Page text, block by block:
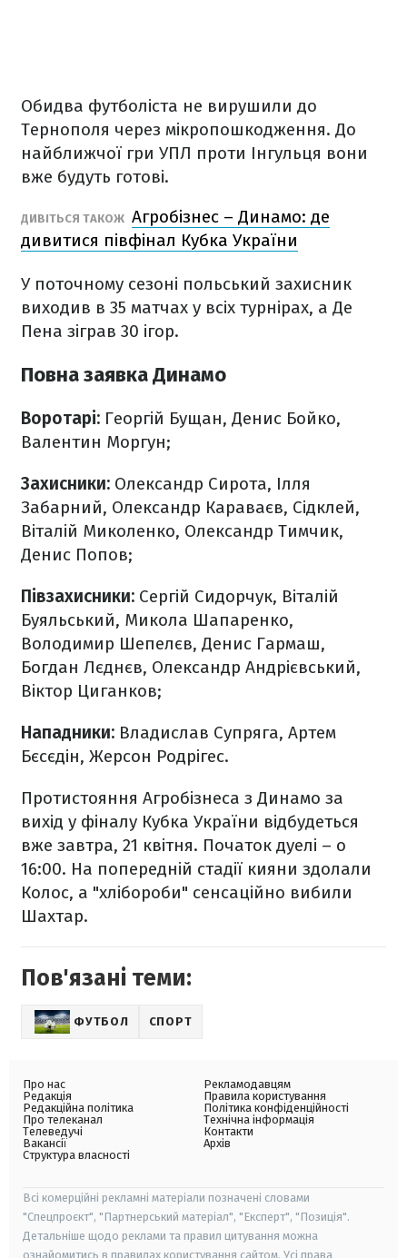
Обидва футболіста не вирушили до
Тернополя через мікропошкодження. До
найближчої гри УПЛ проти Інгульця вони
вже будуть готові.
ДИВІТЬСЯ ТАКОЖ Агробізнес – Динамо: де
дивитися півфінал Кубка України
У поточному сезоні польський захисник
виходив в 35 матчах у всіх турнірах, а Де
Пена зіграв 30 ігор.
Повна заявка Динамо
Воротарі: Георгій Бущан, Денис Бойко,
Валентин Моргун;
Захисники: Олександр Сирота, Ілля
Забарний, Олександр Караваєв, Сідклей,
Віталій Миколенко, Олександр Тимчик,
Денис Попов;
Півзахисники: Сергій Сидорчук, Віталій
Буяльський, Микола Шапаренко,
Володимир Шепелєв, Денис Гармаш,
Богдан Лєднєв, Олександр Андрієвський,
Віктор Циганков;
Нападники: Владислав Супряга, Артем
Бєсєдін, Жерсон Родрігес.
Протистояння Агробізнеса з Динамо за
вихід у фіналу Кубка України відбудеться
вже завтра, 21 квітня. Початок дуелі – о
16:00. На попередній стадії кияни здолали
Колос, а "хлібороби" сенсаційно вибили
Шахтар.
Пов'язані теми:
ФУТБОЛ СПОРТ
Про нас
Редакція
Редакційна політика
Про телеканал
Телеведучі
Вакансії
Структура власності
Рекламодавцям
Правила користування
Політика конфіденційності
Технічна інформація
Контакти
Архів
Всі комерційні рекламні матеріали позначені словами
"Спецпроєкт", "Партнерський матеріал", "Експерт", "Позиція".
Детальніше щодо реклами та правил цитування можна
ознайомитись в правилах користування сайтом. Усі права